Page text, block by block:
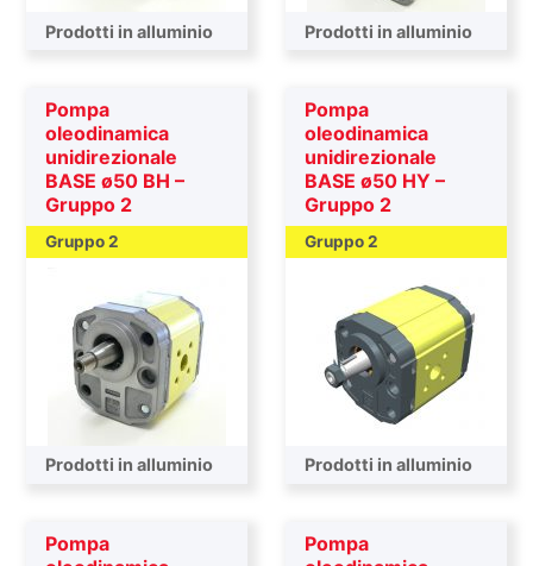
Prodotti in alluminio Prodotti in alluminio
Pompa
oleodinamica
unidirezionale
BASE ø50 BH –
Gruppo 2
Gruppo 2
Prodotti in alluminio
Pompa
oleodinamica
unidirezionale
BASE ø50 HY –
Gruppo 2
Gruppo 2
Prodotti in alluminio
Pompa
Pompa